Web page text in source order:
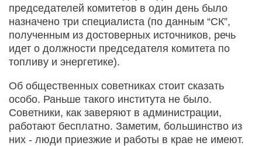
председателей комитетов в один день было
назначено три специалиста (по данным “СК”,
полученным из достоверных источников, речь
идет о должности председателя комитета по
топливу и энергетике).
Об общественных советниках стоит сказать
особо. Раньше такого института не было.
Советники, как заверяют в администрации,
работают бесплатно. Заметим, большинство из
них - люди приезжие и работы в крае не имеют.